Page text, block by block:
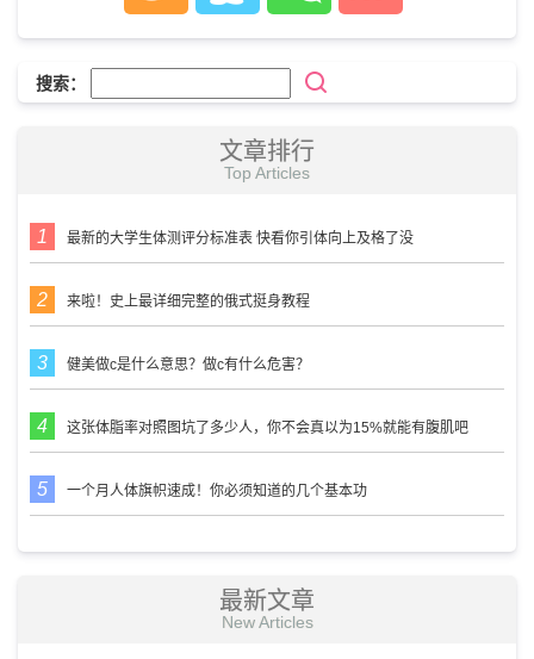
搜索：
文章排行
Top Articles
最新的大学生体测评分标准表 快看你引体向上及格了没
来啦！史上最详细完整的俄式挺身教程
健美做c是什么意思？做c有什么危害？
这张体脂率对照图坑了多少人，你不会真以为15%就能有腹肌吧
一个月人体旗帜速成！你必须知道的几个基本功
最新文章
New Articles